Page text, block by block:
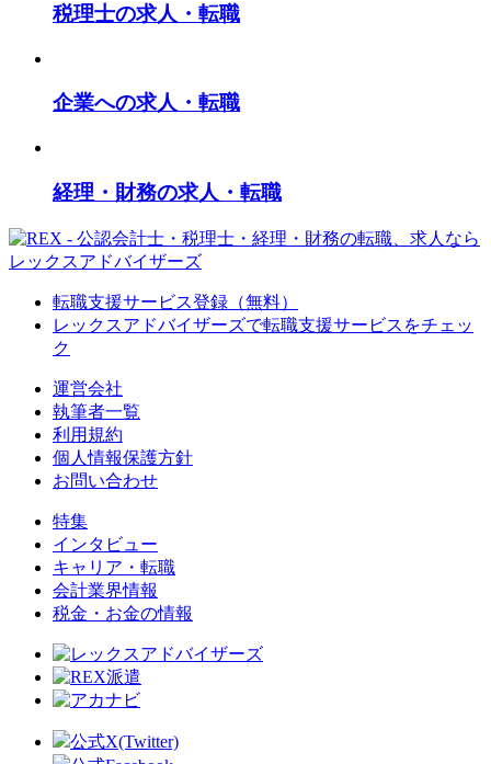
税理士の求人・転職
企業への求人・転職
経理・財務の求人・転職
転職支援サービス登録（無料）
レックスアドバイザーズで転職支援サービスをチェッ
ク
運営会社
執筆者一覧
利用規約
個人情報保護方針
お問い合わせ
特集
インタビュー
キャリア・転職
会計業界情報
税金・お金の情報
公式X(Twitter)